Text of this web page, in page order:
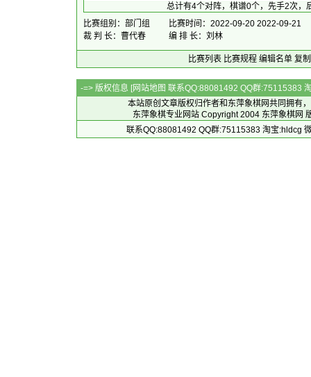
总计有4个对阵，棋谱0个，先手2次，
比赛组别：部门组
比赛时间：2022-09-20 2022-09-21
裁 判 长：曹代春
编 排 长：刘林
比赛列表 比赛规程 编辑名单 复
-=> 版权信息 [网站地图 联系QQ:88081492 QQ群:75115383
本站原创文章版权归作者和 东萍象棋网共同拥有
东萍象棋专业网站 Copyright 2004 东萍象棋网
联系QQ:88081492 QQ群:75115383 淘宝:hldcg